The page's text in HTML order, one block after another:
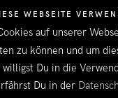
Land unterwegs.
starten unsere
Ende Oktober in
machen. Hier alle
WEBSEITE
auf unserer
zu können und um
willigst Du in die
Du in der